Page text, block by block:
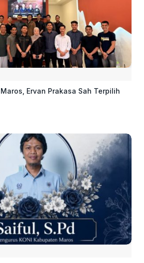
Ervan Prakasa Sah Terpilih